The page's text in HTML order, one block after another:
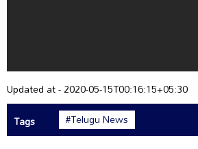
Updated at - 2020-05-15T00:16:15+05:30
Tags
#Telugu News